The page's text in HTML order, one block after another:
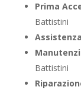
Prima
Battistini
Assistenza
Battistini